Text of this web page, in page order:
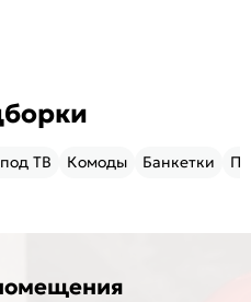
ТВ Комоды Банкетки